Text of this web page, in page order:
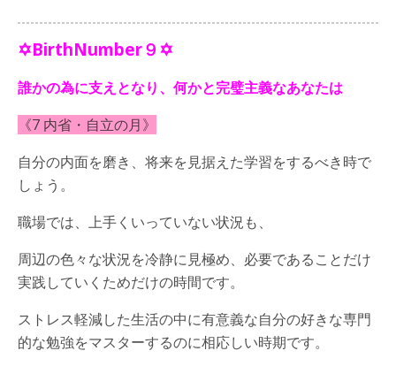
✡BirthNumber９✡
誰かの為に支えとなり、何かと完璧主義なあなたは
《7 内省・自立の月》
自分の内面を磨き、将来を見据えた学習をするべき時で
しょう。
職場では、上手くいっていない状況も、
周辺の色々な状況を冷静に見極め、必要であることだけ
実践していくためだけの時間です。
ストレス軽減した生活の中に有意義な自分の好きな専門
的な勉強をマスターするのに相応しい時期です。